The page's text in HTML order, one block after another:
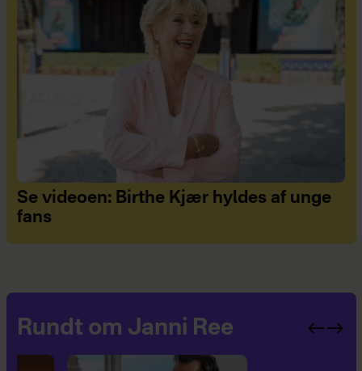
Se videoen: Birthe Kjær hyldes af unge
fans
Rundt om Janni Ree